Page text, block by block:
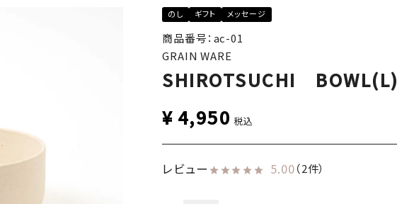
のし ギフト メッセージ
商品番号：ac-01
GRAIN WARE
SHIROTSUCHI BOWL(L)
¥ 4,950 税込
レビュー 5.00（2件）